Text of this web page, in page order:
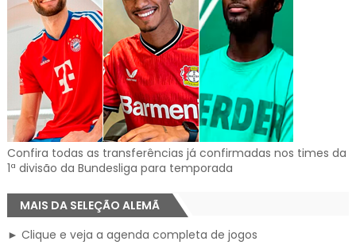
Confira todas as transferências já confirmadas nos times da
1ª divisão da Bundesliga para temporada
MAIS DA SELEÇÃO ALEMÃ
► Clique e veja a agenda completa de jogos